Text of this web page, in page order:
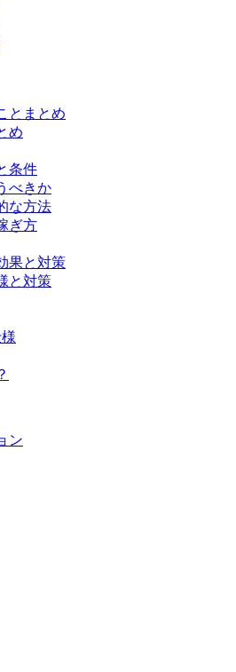
とまとめ
め
条件
べきか
な方法
ぎ方
果と対策
と対策
ン